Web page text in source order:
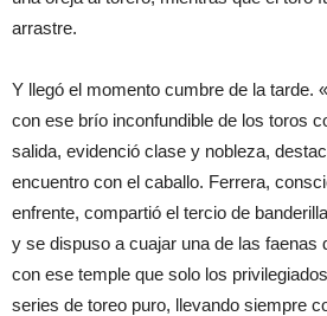
arrastre.
Y llegó el momento cumbre de la tarde.
con ese brío inconfundible de los toros
salida, evidenció clase y nobleza,
encuentro con el caballo. Ferrera,
enfrente, compartió el tercio de
y se dispuso a cuajar una de las faenas
con ese temple que solo los
series de toreo puro, llevando siempre